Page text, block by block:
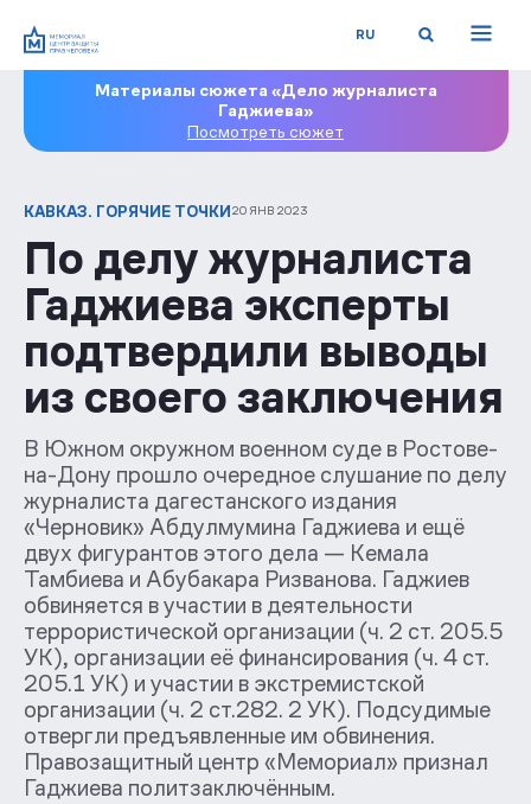
RU
Материалы сюжета «Дело журналиста
Гаджиева»
Посмотреть сюжет
КАВКАЗ. ГОРЯЧИЕ ТОЧКИ 20 ЯНВ 2023
По делу журналиста
Гаджиева эксперты
подтвердили выводы
из своего заключения
В Южном окружном военном суде в Ростове-
на-Дону прошло очередное слушание по делу
журналиста дагестанского издания
«Черновик» Абдулмумина Гаджиева и ещё
двух фигурантов этого дела — Кемала
Тамбиева и Абубакара Ризванова. Гаджиев
обвиняется в участии в деятельности
террористической организации (ч. 2 ст. 205.5
УК), организации её финансирования (ч. 4 ст.
205.1 УК) и участии в экстремистской
организации (ч. 2 ст.282. 2 УК). Подсудимые
отвергли предъявленные им обвинения.
Правозащитный центр «Мемориал» признал
Гаджиева политзаключённым.